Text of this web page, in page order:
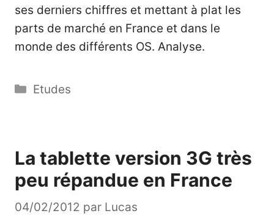
ses derniers chiffres et mettant à plat les
parts de marché en France et dans le
monde des différents OS. Analyse.
Catégories
Etudes
La tablette version 3G très
peu répandue en France
04/02/2012 par Lucas